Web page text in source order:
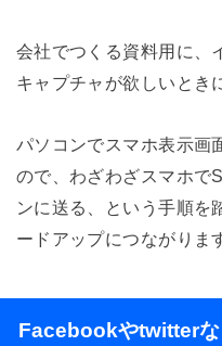
会社でつくる資料用に、
キャプチャが欲しいとき
パソコンでスマホ表示画
ので、わざわざスマホで
ンに送る、という手順を
ードアップにつながりま
Facebookやtwitterな